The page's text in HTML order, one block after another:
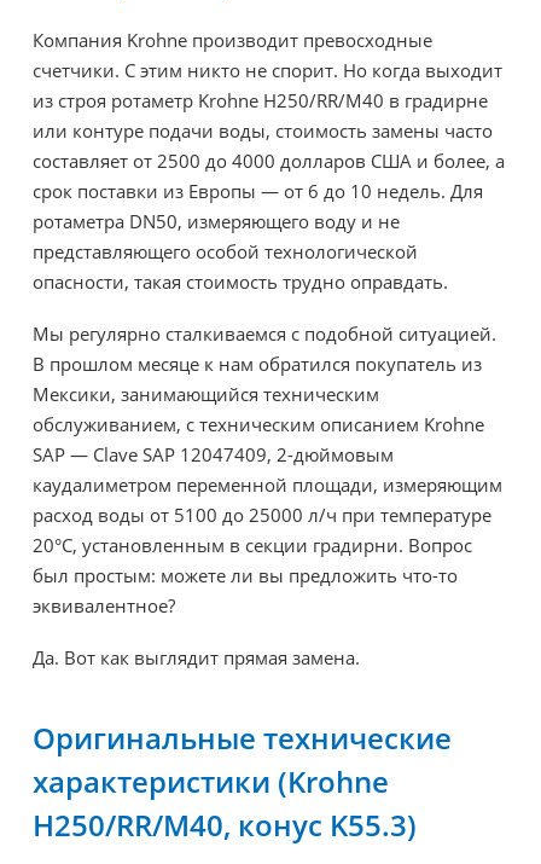
Компания Krohne производит превосходные
счетчики. С этим никто не спорит. Но когда выходит
из строя ротаметр Krohne H250/RR/M40 в градирне
или контуре подачи воды, стоимость замены часто
составляет от 2500 до 4000 долларов США и более, а
срок поставки из Европы — от 6 до 10 недель. Для
ротаметра DN50, измеряющего воду и не
представляющего особой технологической
опасности, такая стоимость трудно оправдать.
Мы регулярно сталкиваемся с подобной ситуацией.
В прошлом месяце к нам обратился покупатель из
Мексики, занимающийся техническим
обслуживанием, с техническим описанием Krohne
SAP — Clave SAP 12047409, 2-дюймовым
каудалиметром переменной площади, измеряющим
расход воды от 5100 до 25000 л/ч при температуре
20°C, установленным в секции градирни. Вопрос
был простым: можете ли вы предложить что-то
эквивалентное?
Да. Вот как выглядит прямая замена.
Оригинальные технические
характеристики (Krohne
H250/RR/M40, конус K55.3)